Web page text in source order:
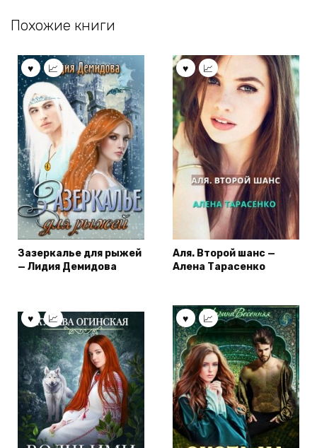
Похожие книги
Зазеркалье для рыжей
— Лидия Демидова
Аля. Второй шанс —
Алена Тарасенко